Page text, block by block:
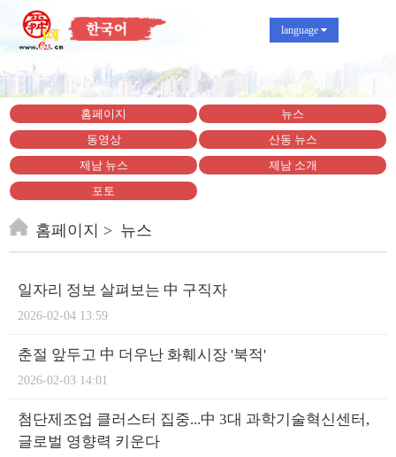
language
홈페이지
뉴스
동영상
산동 뉴스
제남 뉴스
제남 소개
포토
홈페이지 뉴스
일자리 정보 살펴보는 中 구직자
2026-02-04 13:59
춘절 앞두고 中 더우난 화훼시장 '북적'
2026-02-03 14:01
첨단제조업 클러스터 집중...中 3대 과학기술혁신센터,
글로벌 영향력 키운다